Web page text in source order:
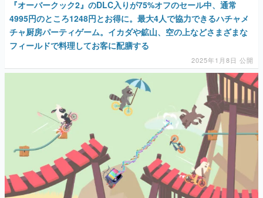
『オーバークック2』のDLC入りが75%オフのセール中、通常
4995円のところ1248円とお得に。最大4人で協力できるハチャメ
チャ厨房パーティゲーム。イカダや鉱山、空の上などさまざまな
フィールドで料理してお客に配膳する
2025年1月8日 公開